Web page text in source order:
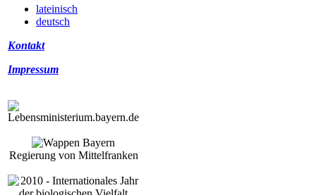
lateinisch
deutsch
Kontakt
Impressum
Regierung von Mittelfranken